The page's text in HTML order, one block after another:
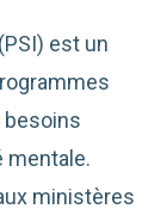
est un
besoins
mentale.
ministères